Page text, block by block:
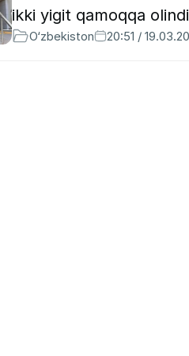
ikki yigit qamoqqa olindi
O‘zbekiston 20:51 /